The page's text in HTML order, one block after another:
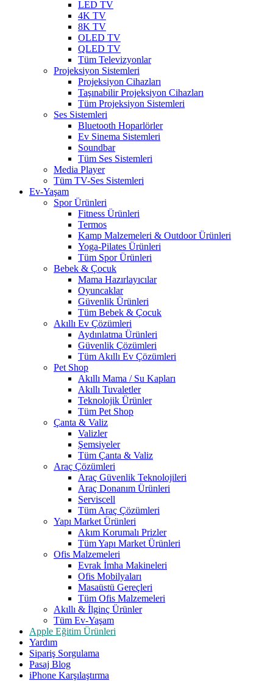
LED TV
4K TV
8K TV
OLED TV
QLED TV
Tüm Televizyonlar
Projeksiyon Sistemleri
Projeksiyon Cihazları
Taşınabilir Projeksiyon Cihazları
Tüm Projeksiyon Sistemleri
Ses Sistemleri
Bluetooth Hoparlörler
Ev Sinema Sistemleri
Soundbar
Tüm Ses Sistemleri
Media Player
Tüm TV-Ses Sistemleri
Ev-Yaşam
Spor Ürünleri
Fitness Ürünleri
Termos
Kamp Malzemeleri & Outdoor Ürünleri
Yoga-Pilates Ürünleri
Tüm Spor Ürünleri
Bebek & Çocuk
Mama Hazırlayıcılar
Oyuncaklar
Güvenlik Ürünleri
Tüm Bebek & Çocuk
Akıllı Ev Çözümleri
Aydınlatma Ürünleri
Güvenlik Çözümleri
Tüm Akıllı Ev Çözümleri
Pet Shop
Akıllı Mama / Su Kapları
Akıllı Tuvaletler
Teknolojik Ürünler
Tüm Pet Shop
Çanta & Valiz
Valizler
Şemsiyeler
Tüm Çanta & Valiz
Araç Çözümleri
Araç Güvenlik Teknolojileri
Araç Donanım Ürünleri
Serviscell
Tüm Araç Çözümleri
Yapı Market Ürünleri
Akım Korumalı Prizler
Tüm Yapı Market Ürünleri
Ofis Malzemeleri
Evrak İmha Makineleri
Ofis Mobilyaları
Masaüstü Gereçleri
Tüm Ofis Malzemeleri
Akıllı & İlginç Ürünler
Tüm Ev-Yaşam
Apple Eğitim Ürünleri
Yardım
Sipariş Sorgulama
Pasaj Blog
iPhone Karşılaştırma